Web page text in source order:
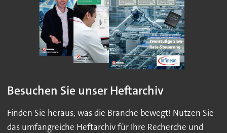
Besuchen Sie unser Heftarchiv
Finden Sie heraus, was die Branche bewegt! Nutzen Sie
das umfangreiche Heftarchiv für Ihre Recherche und